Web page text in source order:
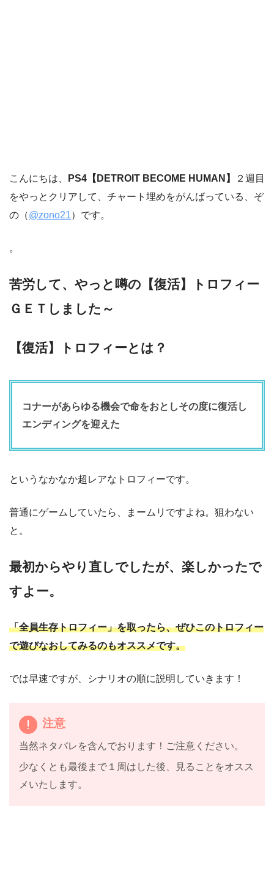
こんにちは、 PS4【DETROIT BECOME HUMAN】
２週目
をやっとクリアして、チャート埋めをがんばっている、ぞ
の（@zono21）です。
。
苦労して、やっと噂の【復活】トロフィー
ＧＥＴしました～
【復活】トロフィーとは？
コナーがあらゆる機会で命をおとしその度に復活し
エンディングを迎えた
というなかなか超レアなトロフィーです。
普通にゲームしていたら、まームリですよね。狙わない
と。
最初からやり直しでしたが、楽しかったで
すよー。
「全員生存トロフィー」を取ったら、ぜひこのトロフィー
で遊びなおしてみるのもオススメです。
では早速ですが、シナリオの順に説明していきます！
注意
当然ネタバレを含んでおります！ご注意ください。
少なくとも最後まで１周はした後、見ることをオスス
メいたします。